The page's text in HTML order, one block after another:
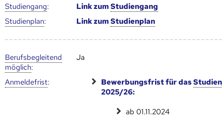
Studien­gang: Link zumStudien­gang
Studien­plan: Link zumStudien­plan
Berufs­begleitend
möglich:
Ja
Anmelde­frist: Bewerbungsfrist für das
2025/26:
ab 01.11.2024